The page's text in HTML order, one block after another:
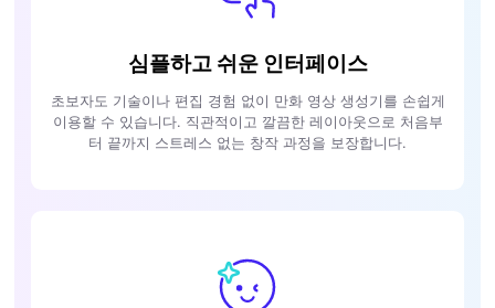
심플하고 쉬운 인터페이스
초보자도 기술이나 편집 경험 없이 만화 영상 생성기를 손쉽게
이용할 수 있습니다. 직관적이고 깔끔한 레이아웃으로 처음부
터 끝까지 스트레스 없는 창작 과정을 보장합니다.